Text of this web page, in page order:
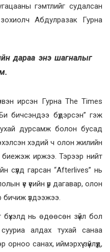
гэмтлийг судалсан
зохиолч Абдулразак Гурна
дараа энэ шагналыг
ирсэн Гурна The Times
бичсэндээ бүдэрсэн” гэж
дурсамж болон бусад
хэдий ч олон жилийн
биежэж иржээ. Тэрээр нийт
сүүлд гарсан “Afterlives” нь
үе үеийн үр дагавар, олон
бичиж үлдээжээ.
нь өдөөсөн зүйл бол
алдах тухай санаа
санах, иймэрхүү зүйлүүд,